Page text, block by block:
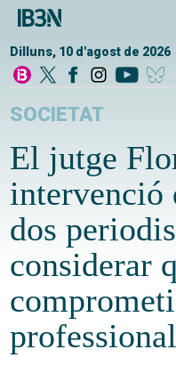
Dilluns, 10 d'agost de 2026
SOCIETAT
El jutge
intervenció
dos
considerar